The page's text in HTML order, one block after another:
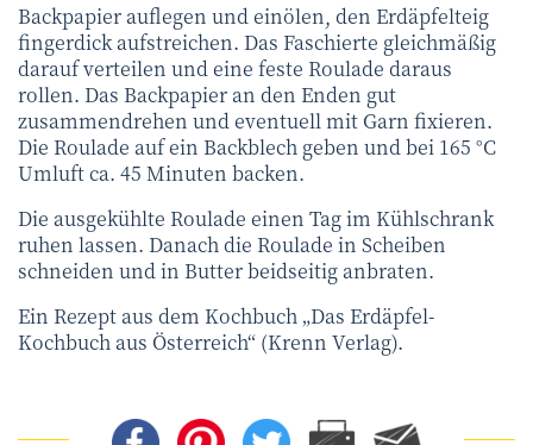
Backpapier auflegen und einölen, den Erdäpfelteig
fingerdick aufstreichen. Das Faschierte gleichmäßig
darauf verteilen und eine feste Roulade daraus
rollen. Das Backpapier an den Enden gut
zusammendrehen und eventuell mit Garn fixieren.
Die Roulade auf ein Backblech geben und bei 165 °C
Umluft ca. 45 Minuten backen.
Die ausgekühlte Roulade einen Tag im Kühlschrank
ruhen lassen. Danach die Roulade in Scheiben
schneiden und in Butter beidseitig anbraten.
Ein Rezept aus dem Kochbuch „Das Erdäpfel-
Kochbuch aus Österreich“ (Krenn Verlag).